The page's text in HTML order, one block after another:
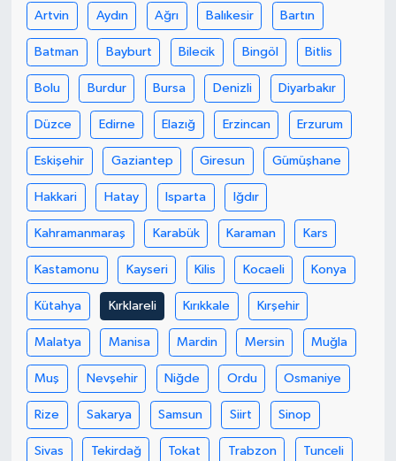
Artvin Aydın Ağrı Balıkesir Bartın
Batman Bayburt Bilecik Bingöl Bitlis
Bolu Burdur Bursa Denizli Diyarbakır
Düzce Edirne Elazığ Erzincan Erzurum
Eskişehir Gaziantep Giresun Gümüşhane
Hakkari Hatay Isparta Iğdır
Kahramanmaraş Karabük Karaman Kars
Kastamonu Kayseri Kilis Kocaeli Konya
Kütahya Kırklareli Kırıkkale Kırşehir
Malatya Manisa Mardin Mersin Muğla
Muş Nevşehir Niğde Ordu Osmaniye
Rize Sakarya Samsun Siirt Sinop
Sivas Tekirdağ Tokat Trabzon Tunceli
Akhisar Emlak
Ülke
Etiketler